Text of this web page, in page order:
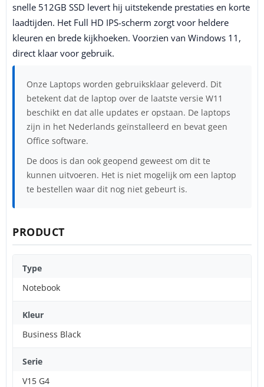
snelle 512GB SSD levert hij uitstekende prestaties en korte
laadtijden. Het Full HD IPS-scherm zorgt voor heldere
kleuren en brede kijkhoeken. Voorzien van Windows 11,
direct klaar voor gebruik.
Onze Laptops worden gebruiksklaar geleverd. Dit
betekent dat de laptop over de laatste versie W11
beschikt en dat alle updates er opstaan. De laptops
zijn in het Nederlands geïnstalleerd en bevat geen
Office software.
De doos is dan ook geopend geweest om dit te
kunnen uitvoeren. Het is niet mogelijk om een laptop
te bestellen waar dit nog niet gebeurt is.
PRODUCT
Type
Notebook
Kleur
Business Black
Serie
V15 G4